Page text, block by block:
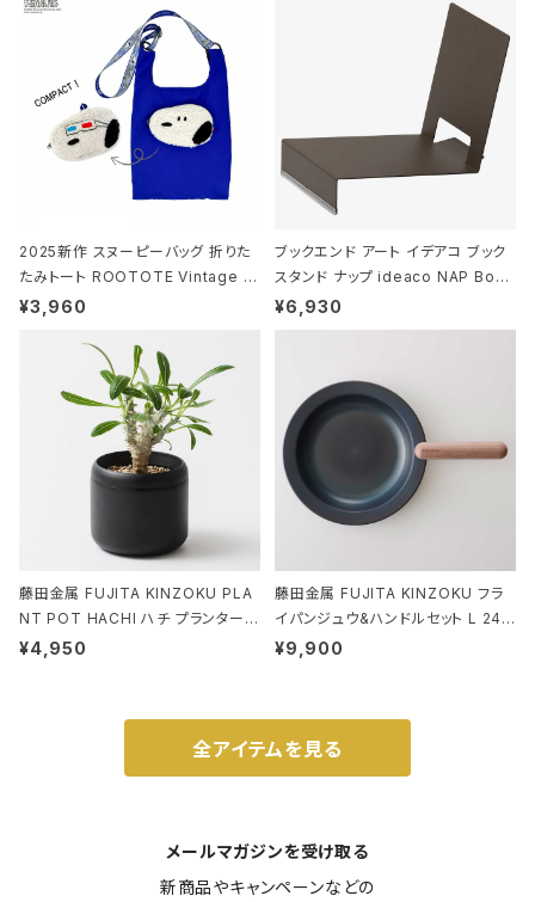
2025新作 スヌーピーバッグ 折りた
たみトート ROOTOTE Vintage P
EANUTS ROO-shopper mid 84
ド.ピーナッツ-0P 3Dグラス
¥3,960
ブックエンド アート イデアコ ブック
スタンド ナップ ideaco NAP Book
stand ブラウン
¥6,930
藤田金属 FUJITA KINZOKU PLA
NT POT HACHI ハチ プランターポ
ット 3号 ブラック
¥4,950
藤田金属 FUJITA KINZOKU フラ
イパンジュウ&ハンドルセット L 24c
m ガス火・IH対応 鉄フライパン ウォ
¥9,900
全アイテムを見る
メールマガジンを受け取る
新商品やキャンペーンなどの